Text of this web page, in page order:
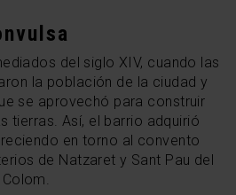
del siglo XIV, cuando las
la población de la ciudad y
se aprovechó para construir
tierras. Así, el barrio adquirió
en torno al convento
de Natzaret y Sant Pau del